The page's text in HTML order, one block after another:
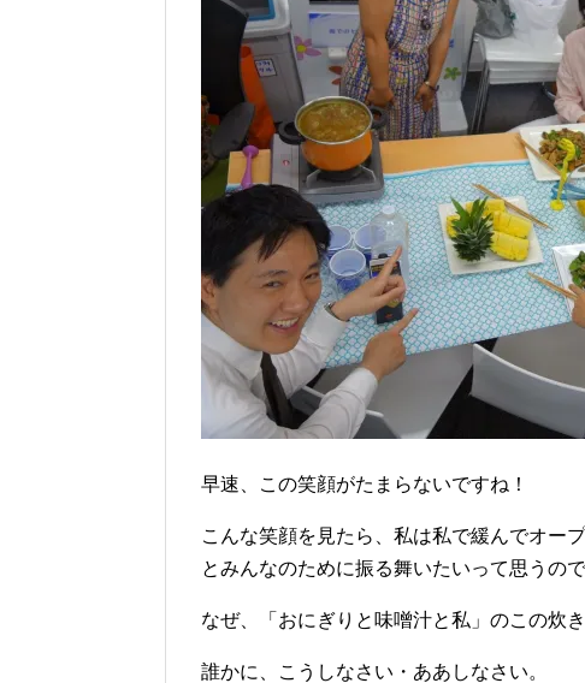
早速、この笑顔がたまらないですね！
こんな笑顔を見たら、私は私で緩んでオー
とみんなのために振る舞いたいって思うので
なぜ、「おにぎりと味噌汁と私」のこの炊
誰かに、こうしなさい・ああしなさい。